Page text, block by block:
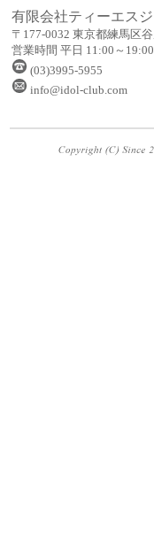
有限会社ティーエス
〒177-0032 東京都練馬区
営業時間 平日 11:00～19:00
(03)3995-5955
info@idol-club.com